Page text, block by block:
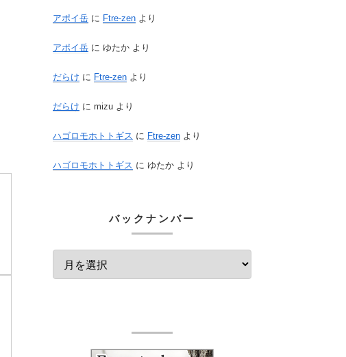
アポイ岳 に Ftre-zen より
アポイ岳 に ゆたか より
だらけ に Ftre-zen より
だらけ に mizu より
ハゴロモホトトギス に Ftre-zen より
ハゴロモホトトギス に ゆたか より
バックナンバー